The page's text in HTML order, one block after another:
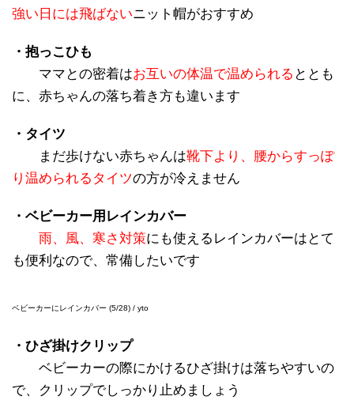
強い日には飛ばないニット帽がおすすめ
・抱っこひも
ママとの密着はお互いの体温で温められる ととも
に、赤ちゃんの落ち着き方も違います
・タイツ
まだ歩けない赤ちゃんは靴下より、腰からすっぽ
り温められるタイツの方が冷えません
・ベビーカー用レインカバー
雨、風、寒さ対策にも使えるレインカバーはとて
も便利なので、常備したいです
ベビーカーにレインカバー (5/28) / yto
・ひざ掛けクリップ
ベビーカーの際にかけるひざ掛けは落ちやすいの
で、クリップでしっかり止めましょう